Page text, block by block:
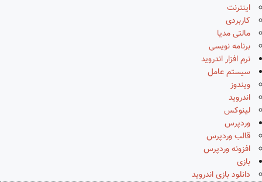
اینترنت
کاربردی
مالتی مدیا
برنامه نویسی
نرم افزار اندروید
سیستم عامل
ویندوز
اندروید
لینوکس
وردپرس
قالب وردپرس
افزونه وردپرس
بازی
دانلود بازی اندروید